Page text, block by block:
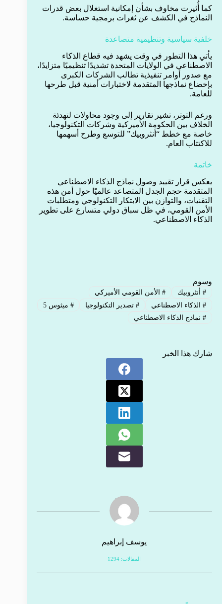
كما أُثيرت مخاوف بشأن إمكانية استغلال بعض قدرات
النماذج في الكشف عن ثغرات برمجية حساسة.
خلفية سياسية وتنظيمية متصاعدة
يأتي هذا التطور في وقت يشهد فيه قطاع الذكاء
الاصطناعي في الولايات المتحدة تشديدًا تنظيميًا متزايدًا،
مع صدور أوامر تنفيذية تطالب الشركات الكبرى
بإخضاع نماذجها المتقدمة لاختبارات أمنية قبل طرحها
للعامة.
ورغم التوتر، تشير تقارير إلى وجود محاولات لتهدئة
الخلاف بين الحكومة الأميركية وشركات التكنولوجيا،
خاصة مع خطط “أنثروبيك” للتوسع وطرح أسهمها
للاكتتاب العام.
خاتمة
يعكس قرار تقييد وصول نماذج الذكاء الاصطناعي
المتقدمة حجم الجدل المتصاعد عالميًا حول أمن هذه
التقنيات، والتوازن بين الابتكار التكنولوجي ومتطلبات
الأمن القومي، في ظل سباق دولي متسارع على تطوير
الذكاء الاصطناعي.
وسوم
#أنثروبيك #الأمن القومي الأميركي
#الذكاء الاصطناعي #تصدير التكنولوجيا # ميثوس 5
#نماذج الذكاء الاصطناعي
شارك هذا الخبر
يوسف إبراهيم
المقالات: 1294